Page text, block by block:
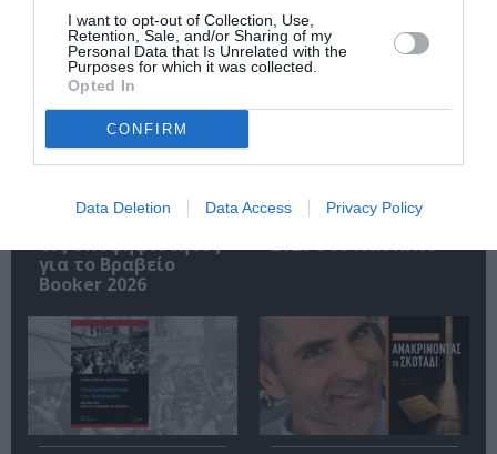
I want to opt-out of Collection, Use,
Retention, Sale, and/or Sharing of my
Personal Data that Is Unrelated with the
Purposes for which it was collected.
Opted In
CONFIRM
Data Deletion Data Access Privacy Policy
Σχετικά Άρθρα
Η μακρά λίστα με
τις υποψηφιότητες
για το Βραβείο
Booker 2026
Έκθεση Βιβλίου
2026 στο Ναύπλιο